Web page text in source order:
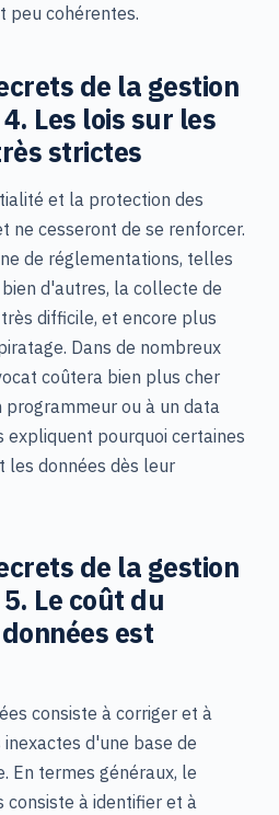
peu cohérentes.
de la gestion
Les lois sur les
strictes
et la protection des
ne cesseront de se renforcer.
de réglementations, telles
bien d'autres, la collecte de
difficile, et encore plus
Dans de nombreux
coûtera bien plus cher
ou à un data
expliquent pourquoi certaines
les données dès leur
de la gestion
Le coût du
est
consiste à corriger et à
d'une base de
En termes généraux, le
consiste à identifier et à